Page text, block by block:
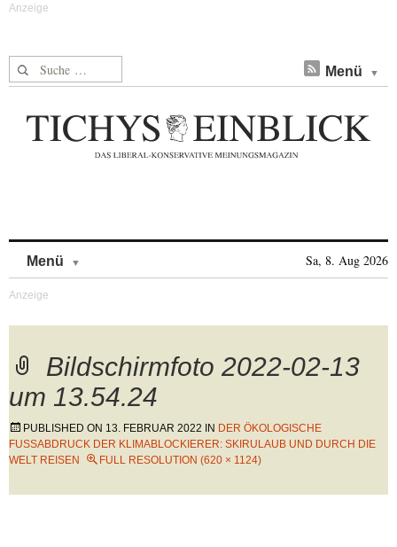
Suche nach: Menü
Menü Sa, 8. Aug 2026
Bildschirmfoto 2022-02-13
um 13.54.24
PUBLISHED ON 13. FEBRUAR 2022 IN DER ÖKOLOGISCHE
FUSSABDRUCK DER KLIMABLOCKIERER: SKIRULAUB UND DURCH DIE W
ELT REISEN
FULL RESOLUTION (620 × 1124)